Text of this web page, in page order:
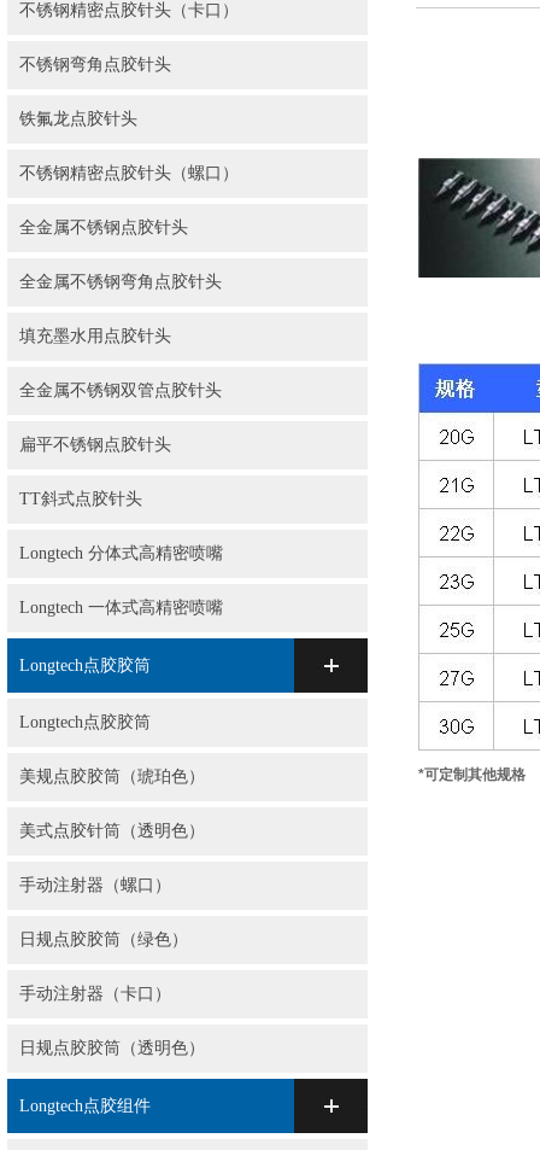
不锈钢精密点胶针头（卡口）
不锈钢弯角点胶针头
铁氟龙点胶针头
不锈钢精密点胶针头（螺口）
全金属不锈钢点胶针头
全金属不锈钢弯角点胶针头
填充墨水用点胶针头
全金属不锈钢双管点胶针头
扁平不锈钢点胶针头
TT斜式点胶针头
Longtech 分体式高精密喷嘴
Longtech 一体式高精密喷嘴
Longtech点胶胶筒
Longtech点胶胶筒
美规点胶胶筒（琥珀色）
美式点胶针筒（透明色）
手动注射器（螺口）
日规点胶胶筒（绿色）
手动注射器（卡口）
日规点胶胶筒（透明色）
Longtech点胶组件
*可定制其他规格